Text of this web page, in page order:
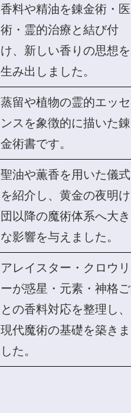
香料や精油を錬金術・医
術・霊的治療と結び付
け、新しい香りの思想を
生み出しました。
蒸留や植物の霊的エッセ
ンスを象徴的に描いた錬
金術書です。
聖油や薫香を用いた儀式
を紹介し、黄金の夜明け
団以降の魔術体系へ大き
な影響を与えました。
アレイスター・クロウリ
ーが惑星・元素・神格ご
との香料対応を整理し、
現代魔術の基礎を築きま
した。